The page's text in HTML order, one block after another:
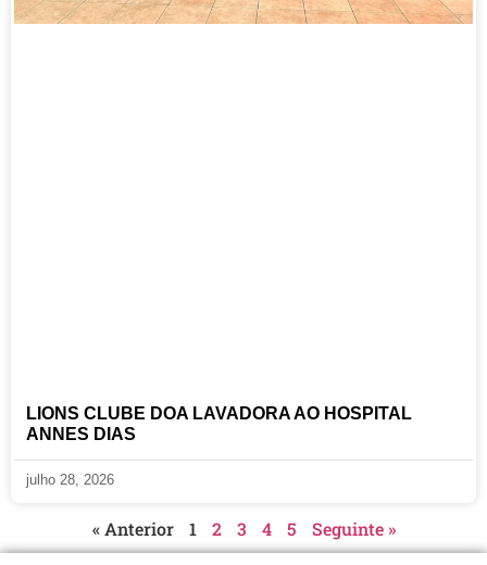
LIONS CLUBE DOA LAVADORA AO HOSPITAL
ANNES DIAS
julho 28, 2026
« Anterior 1 2 3 4 5 Seguinte »